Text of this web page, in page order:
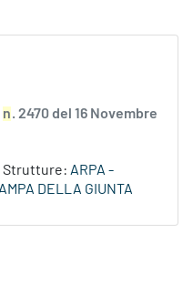
n. 2470 del 16 Novembre
Strutture: ARPA -
DELLA GIUNTA